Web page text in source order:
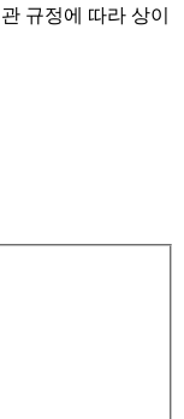
규정에 따라 상이